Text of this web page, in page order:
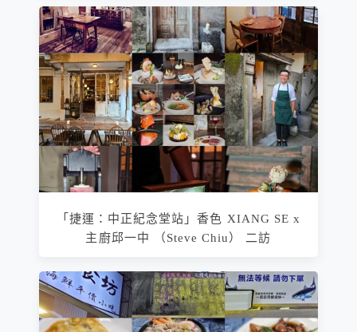
「捷運：中正紀念堂站」香色 XIANG SE x
主廚邱一中 （Steve Chiu） 二訪